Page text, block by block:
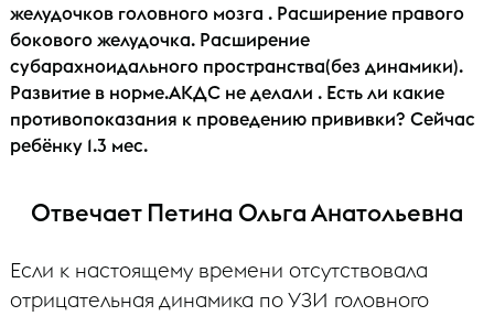
желудочков головного мозга . Расширение правого
бокового желудочка. Расширение
субарахноидального пространства(без динамики).
Развитие в норме.АКДС не делали . Есть ли какие
противопоказания к проведению прививки? Сейчас
ребёнку 1.3 мес.
Отвечает Петина Ольга Анатольевна
Если к настоящему времени отсутствовала
отрицательная динамика по УЗИ головного